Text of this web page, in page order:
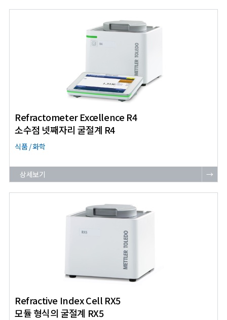
Refractometer Excellence R4
소수점 넷째자리 굴절계 R4
식품 / 화학
상세보기 →
Refractive Index Cell RX5
모듈 형식의 굴절계 RX5